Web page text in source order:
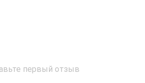
первый отзыв